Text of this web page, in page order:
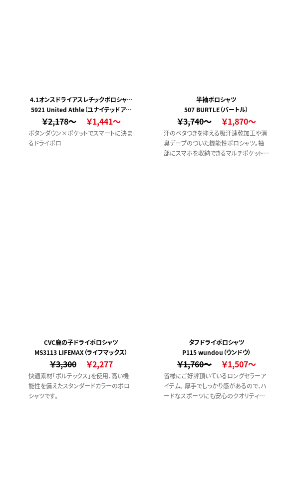
4.1オンスドライアスレチックポロシャツ
(ボタンダウン)(ポケット付)
5921 United Athle（ユナイテッドアス
￥2,178～ ￥1,441～
ボタンダウン×ポケットでスマートに決ま
るドライポロ
半袖ポロシャツ
507 BURTLE（バートル）
￥3,740～ ￥1,870～
汗のベタつきを抑える吸汗速乾加工や消
臭デープのついた機能性ポロシャツ。袖
部にスマホを収納できるマルチポケット付
CVC鹿の子ドライポロシャツ
MS3113 LIFEMAX（ライフマックス）
￥3,300 ￥2,277
快適素材「ボルテックス」を使用、高い機
能性を備えたスタンダードカラーのポロ
シャツです。
タフドライポロシャツ
P115 wundou（ウンドウ）
￥1,760～ ￥1,507～
皆様にご好評頂いているロングセラーア
イテム。 厚手でしっかり感があるので、ハ
ードなスポーツにも安心のクオリティで